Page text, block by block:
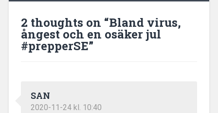
2 thoughts on “Bland virus,
ångest och en osäker jul
#prepperSE”
SAN
2020-11-24 kl. 10:40